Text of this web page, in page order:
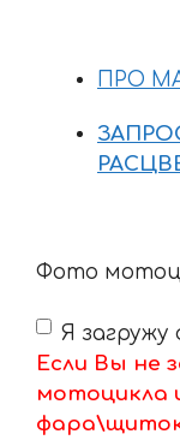
ПРО
Фото
Я
Если Вы не
мотоцикла